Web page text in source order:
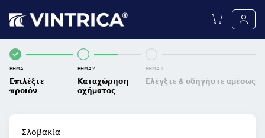
ΒΉΜΑ 1
Επιλέξτε
προϊόν
ΒΉΜΑ 2
Καταχώρηση
οχήματος
ΒΉΜΑ 3
Ελέγξτε & οδηγήστε αμέσως
Σλοβακία